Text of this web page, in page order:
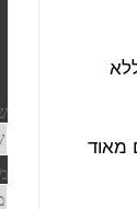
מאוד